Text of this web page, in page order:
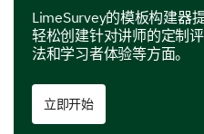
评估讲师有效性
本节询问你与讲师及其教学
讲师解释复杂概念的有
高度有效
LimeSurvey的模板构建器
轻松创建针对讲师的定制
法和学习者体验等方面。
立即开始